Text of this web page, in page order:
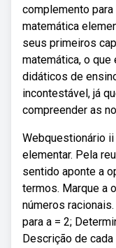
complemento
matemática
seus primeiros
matemática, o
didáticos de
incontestável, já
compreender as
Webquestionário
elementar. Pela
sentido aponte a
termos. Marque a
números
para a = 2;
Descrição de